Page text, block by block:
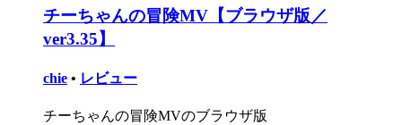
チーちゃんの冒険MV【ブラウザ版／
ver3.35】
chie • レビュー
チーちゃんの冒険MVのブラウザ版